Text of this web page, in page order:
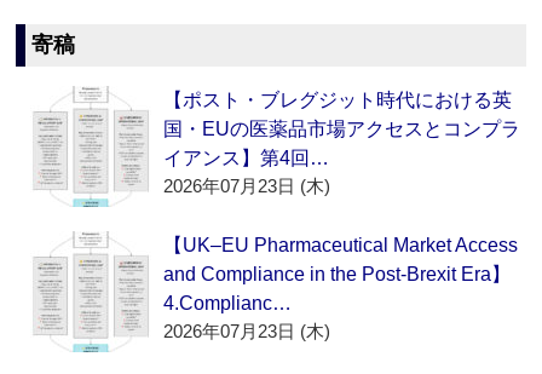
寄稿
【ポスト・ブレグジット時代における英
国・EUの医薬品市場アクセスとコンプラ
イアンス】第4回…
2026年07月23日 (木)
【UK–EU Pharmaceutical Market Access
and Compliance in the Post-Brexit Era】
4.Complianc…
2026年07月23日 (木)